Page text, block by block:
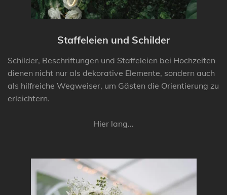
Staffeleien und Schilder
Schilder, Beschriftungen und Staffeleien bei Hochzeiten
dienen nicht nur als dekorative Elemente, sondern auch
als hilfreiche Wegweiser, um Gästen die Orientierung zu
erleichtern.
Hier lang...